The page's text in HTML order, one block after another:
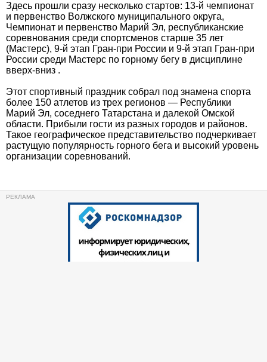
Здесь прошли сразу несколько стартов: 13-й чемпионат
и первенство Волжского муниципального округа,
Чемпионат и первенство Марий Эл, республиканские
соревнования среди спортсменов старше 35 лет
(Мастерс), 9-й этап Гран-при России и 9-й этап Гран-при
России среди Мастерс по горному бегу в дисциплине
вверх-вниз .
Этот спортивный праздник собрал под знамена спорта
более 150 атлетов из трех регионов — Республики
Марий Эл, соседнего Татарстана и далекой Омской
области. Прибыли гости из разных городов и районов.
Такое географическое представительство подчеркивает
растущую популярность горного бега и высокий уровень
организации соревнований.